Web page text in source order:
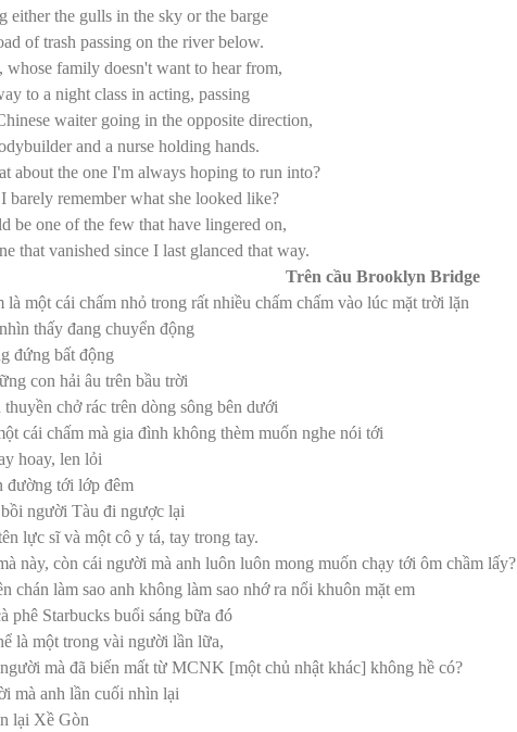
either the gulls in the sky or the barge
of trash passing on the river below.
whose family doesn't want to hear from,
to a night class in acting, passing
waiter going in the opposite direction,
and a nurse holding hands.
about the one I'm always hoping to run into?
barely remember what she looked like?
be one of the few that have lingered on,
that vanished since I last glanced that way.
Trên cầu Brooklyn Bridge
là một cái chấm nhỏ trong rất nhiều chấm chấm vào lúc mặt trời lặn
thấy đang chuyển động
đứng bất động
con hải âu trên bầu trời
chở rác trên dòng sông bên dưới
cái chấm mà gia đình không thèm muốn nghe nói tới
hoay, len lỏi
đường tới lớp đêm
người Tàu đi ngược lại
lực sĩ và một cô y tá, tay trong tay.
này, còn cái người mà anh luôn luôn mong muốn chạy tới ôm chầm lấy?
chán làm sao anh không làm sao nhớ ra nổi khuôn mặt em
phê Starbucks buổi sáng bữa đó
là một trong vài người lần lữa,
mà đã biến mất từ MCNK [một chủ nhật khác] không hề có?
mà anh lần cuối nhìn lại
lại Xề Gòn